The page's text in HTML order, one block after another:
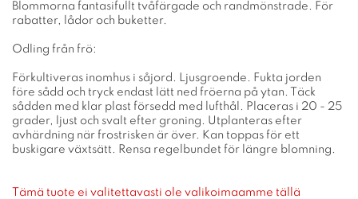
Blommorna fantasifullt tvåfärgade och randmönstrade. För
rabatter, lådor och buketter.
Odling från frö:
Förkultiveras inomhus i såjord. Ljusgroende. Fukta jorden
före sådd och tryck endast lätt ned fröerna på ytan. Täck
sådden med klar plast försedd med lufthål. Placeras i 20 - 25
grader, ljust och svalt efter groning. Utplanteras efter
avhärdning när frostrisken är över. Kan toppas för ett
buskigare växtsätt. Rensa regelbundet för längre blomning.
Tämä tuote ei valitettavasti ole valikoimaamme tällä